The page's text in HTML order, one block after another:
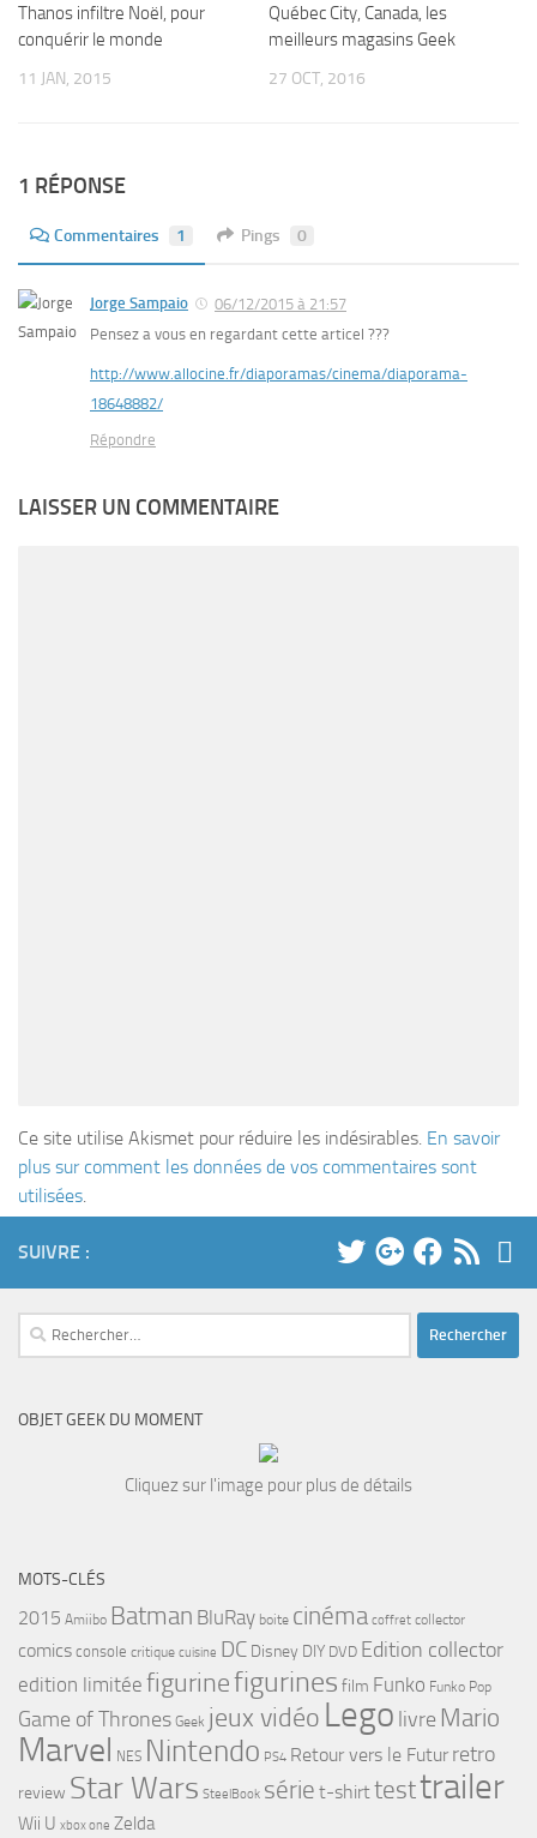
Thanos infiltre Noël, pour
conquérir le monde
11 JAN, 2015
Québec City, Canada, les
meilleurs magasins Geek
27 OCT, 2016
1 RÉPONSE
Commentaires 1 Pings 0
Jorge Sampaio
06/12/2015 à 21:57
Pensez a vous en regardant cette articel ???
http://www.allocine.fr/diaporamas/cinema/diaporama-
18648882/
Répondre
LAISSER UN COMMENTAIRE
Ce site utilise Akismet pour réduire les indésirables. En savoir
plus sur comment les données de vos commentaires sont
utilisées
SUIVRE :
Rechercher :
OBJET GEEK DU MOMENT
Cliquez sur l'image pour plus de détails
MOTS-CLÉS
2015 Amiibo Batman BluRay boite cinéma coffret collector
comics console critique cuisine DC Disney DIY DVD Edition collector
edition limitée figurinefigurines film Funko Funko Pop
Game of Thrones Geek jeux vidéo Lego livre Mario
Marvel NES Nintendo PS4 Retour vers le Futur retro
review Star Wars SteelBook série t-shirttesttrailer
Wii U xbox one Zelda